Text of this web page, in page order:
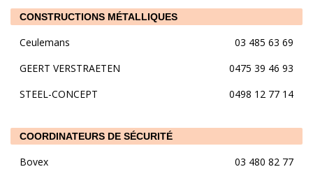
CONSTRUCTIONS MÉTALLIQUES
Ceulemans
03 485 63 69
GEERT VERSTRAETEN
0475 39 46 93
STEEL-CONCEPT
0498 12 77 14
COORDINATEURS DE SÉCURITÉ
Bovex 03 480 82 77